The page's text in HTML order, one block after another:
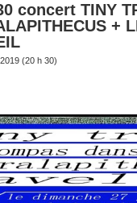
concert TINY
+
(20 h 30)